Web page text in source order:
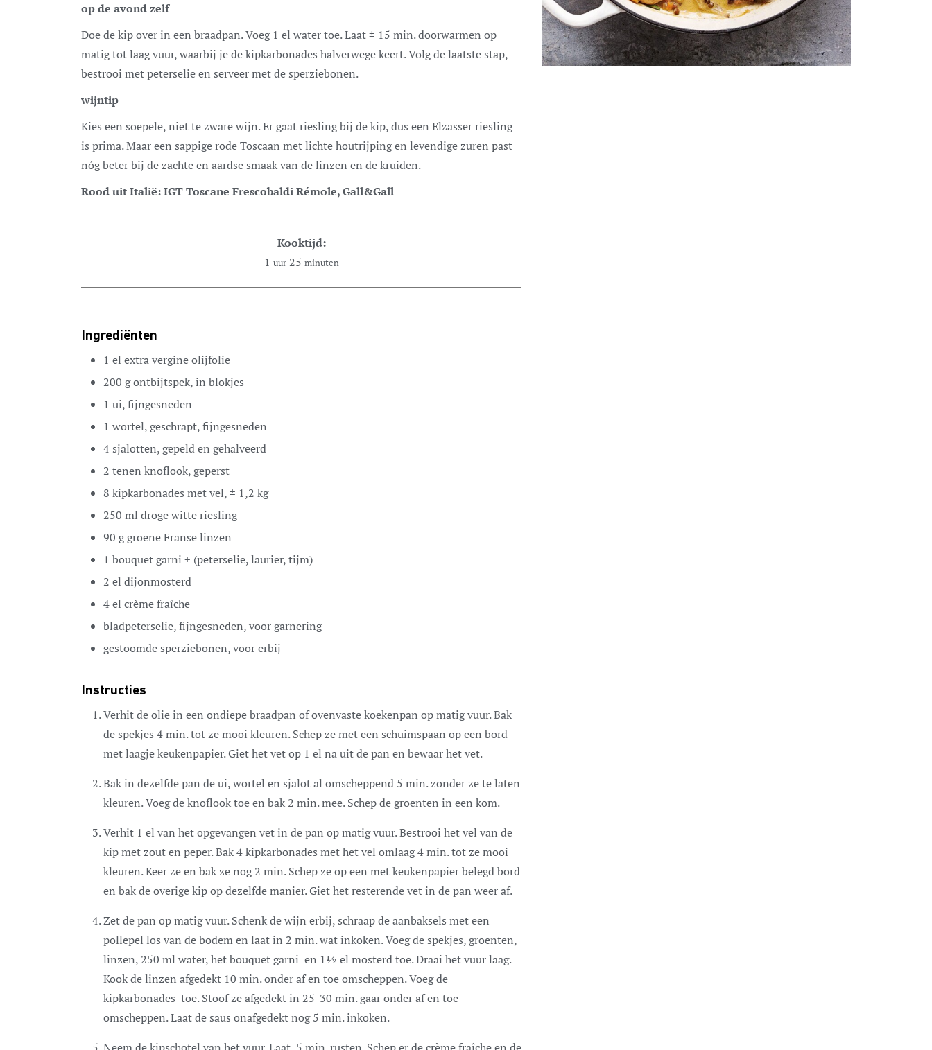
op de avond zelf
Doe de kip over in een braadpan. Voeg 1 el water toe. Laat ± 15 min. doorwarmen op
matig tot laag vuur, waarbij je de kipkarbonades halverwege keert. Volg de laatste stap,
bestrooi met peterselie en serveer met de sperziebonen.
wijntip
Kies een soepele, niet te zware wijn. Er gaat riesling bij de kip, dus een Elzasser riesling
is prima. Maar een sappige rode Toscaan met lichte houtrijping en levendige zuren past
nóg beter bij de zachte en aardse smaak van de linzen en de kruiden.
Rood uit Italië: IGT Toscane Frescobaldi Rémole, Gall&Gall
Kooktijd:
1 uur 25 minuten
Ingrediënten
1 el extra vergine olijfolie
200 gontbijtspek,in blokjes
1 ui,fijngesneden
1 wortel,geschrapt, fijngesneden
4sjalotten,gepeld en gehalveerd
2 tenen knoflook,geperst
8 kipkarbonades met vel,± 1,2 kg
250 ml droge witte riesling
90 ggroene Franse linzen
1 bouquet garni + (peterselie, laurier, tijm)
2 el dijonmosterd
4el crème fraîche
bladpeterselie,fijngesneden, voor garnering
gestoomde sperziebonen,voor erbij
Instructies
Verhit de olie in een ondiepe braadpan of ovenvaste koekenpan op matig vuur. Bak
de spekjes 4 min. tot ze mooi kleuren. Schep ze met een schuimspaan op een bord
met laagje keukenpapier. Giet het vet op 1 el na uit de pan en bewaar het vet.
Bak in dezelfde pan de ui, wortel en sjalot al omscheppend 5 min. zonder ze te laten
kleuren. Voeg de knoflook toe en bak 2 min. mee. Schep de groenten in een kom.
Verhit 1 el van het opgevangen vet in de pan op matig vuur. Bestrooi het vel van de
kip met zout en peper. Bak 4 kipkarbonades met het vel omlaag 4 min. tot ze mooi
kleuren. Keer ze en bak ze nog 2 min. Schep ze op een met keukenpapier belegd bord
en bak de overige kip op dezelfde manier. Giet het resterende vet in de pan weer af.
Zet de pan op matig vuur. Schenk de wijn erbij, schraap de aanbaksels met een
pollepel los van de bodem en laat in 2 min. wat inkoken. Voeg de spekjes, groenten,
linzen, 250 ml water, het bouquet garni en 1½ el mosterd toe. Draai het vuur laag.
Kook de linzen afgedekt 10 min. onder af en toe omscheppen. Voeg de
kipkarbonades toe. Stoof ze afgedekt in 25-30 min. gaar onder af en toe
omscheppen. Laat de saus onafgedekt nog 5 min. inkoken.